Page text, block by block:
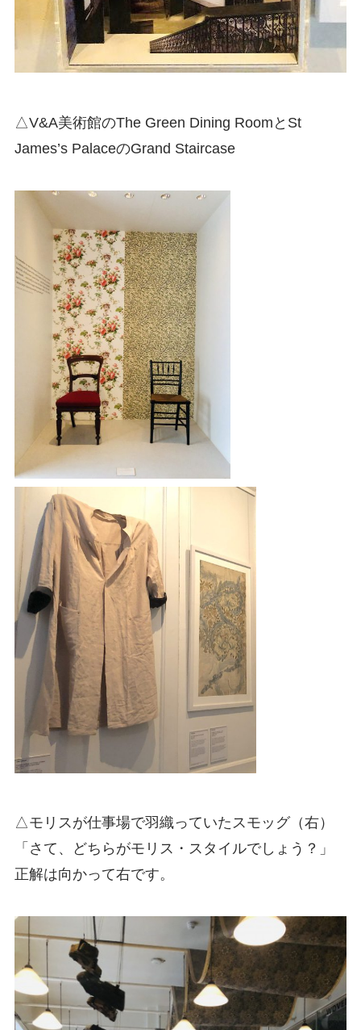
△V&A美術館のThe Green Dining RoomとSt
James’s PalaceのGrand Staircase
△モリスが仕事場で羽織っていたスモッグ（右）
「さて、どちらがモリス・スタイルでしょう？」
正解は向かって右です。